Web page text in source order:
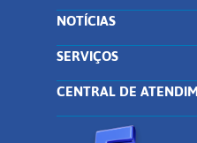
NOTÍCIAS
SERVIÇOS
CENTRAL DE